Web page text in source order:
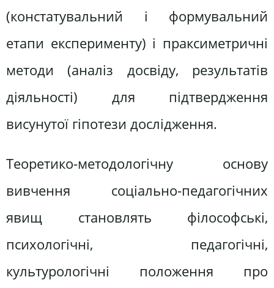
(констатувальний і формувальний
етапи експерименту) і праксиметричні
методи (аналіз досвіду, результатів
діяльності) для підтвердження
висунутої гіпотези дослідження.
Теоретико-методологічну основу
вивчення соціально-педагогічних
явищ становлять філософські,
психологічні, педагогічні,
культурологічні положення про